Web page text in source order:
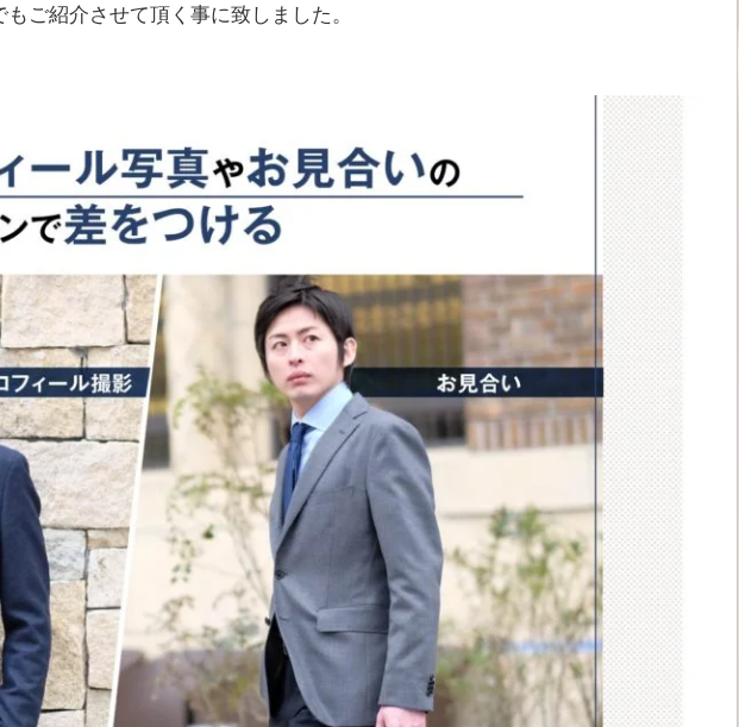
ご紹介させて頂く事に致しました。